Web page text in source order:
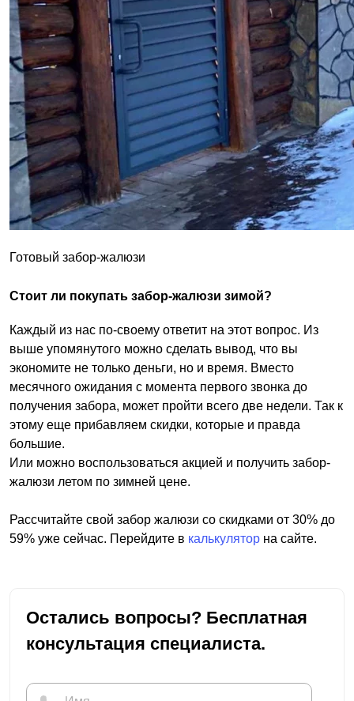
Готовый забор-жалюзи
Стоит ли покупать забор-жалюзи зимой?
Каждый из нас по-своему ответит на этот вопрос. Из
выше упомянутого можно сделать вывод, что вы
экономите не только деньги, но и время. Вместо
месячного ожидания с момента первого звонка до
получения забора, может пройти всего две недели. Так к
этому еще прибавляем скидки, которые и правда
большие.
Или можно воспользоваться акцией и получить забор-
жалюзи летом по зимней цене.
Рассчитайте свой забор жалюзи со скидками от 30% до
59% уже сейчас. Перейдите в калькулятор на сайте.
Остались вопросы? Бесплатная
консультация специалиста.